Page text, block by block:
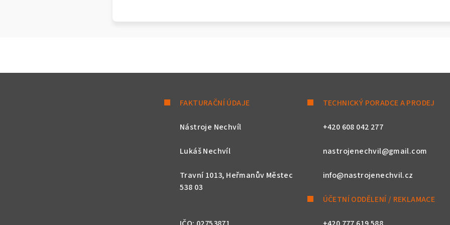
FAKTURAČNÍ ÚDAJE
Nástroje Nechvíl
Lukáš Nechvíl
Travní 1013, Heřmanův Městec
538 03
TECHNICKÝ PORADCE A PRODEJ
+420 608 042 277
nastrojenechvil@gmail.com
info@nastrojenechvil.cz
ÚČETNÍ ODDĚLENÍ / REKLAMACE